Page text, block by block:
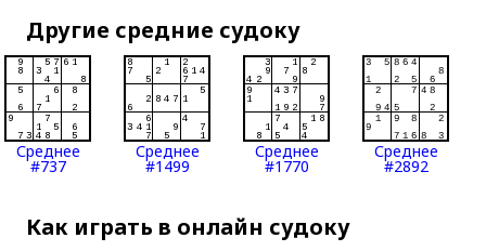
Другие средние судоку
Среднее
#737
Среднее
#1499
Среднее
#1770
Среднее
#2892
Как играть в онлайн судоку